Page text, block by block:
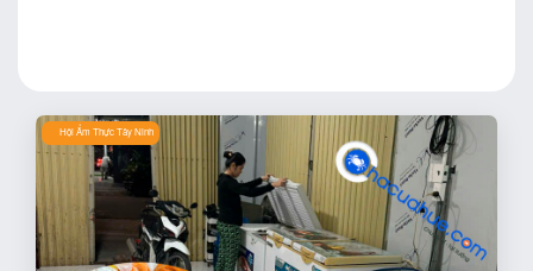
Hội Ẩm Thực Tây Ninh